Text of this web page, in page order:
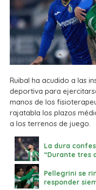
Ruibal ha acudido a las
deportiva para
manos de los
rajatabla los plazos
a los terrenos de juego.
La dura
“Durante tres
Pellegrini se
responder